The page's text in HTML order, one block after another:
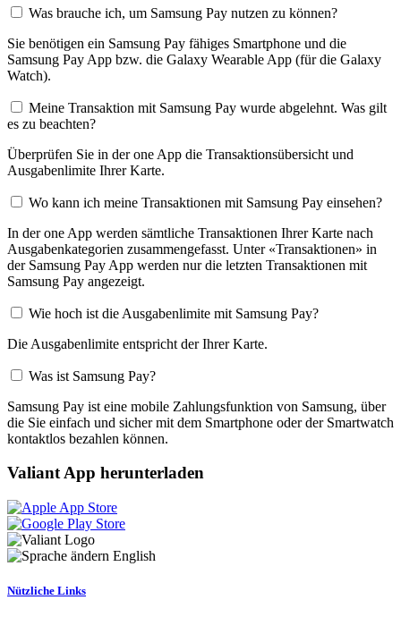
Was brauche ich, um Samsung Pay nutzen zu können?
Sie benötigen ein Samsung Pay fähiges Smartphone und die
Samsung Pay App bzw. die Galaxy Wearable App (für die Galaxy
Watch).
Meine Transaktion mit Samsung Pay wurde abgelehnt. Was gilt
es zu beachten?
Überprüfen Sie in der one App die Transaktionsübersicht und
Ausgabenlimite Ihrer Karte.
Wo kann ich meine Transaktionen mit Samsung Pay einsehen?
In der one App werden sämtliche Transaktionen Ihrer Karte nach
Ausgabenkategorien zusammengefasst. Unter «Transaktionen» in
der Samsung Pay App werden nur die letzten Transaktionen mit
Samsung Pay angezeigt.
Wie hoch ist die Ausgabenlimite mit Samsung Pay?
Die Ausgabenlimite entspricht der Ihrer Karte.
Was ist Samsung Pay?
Samsung Pay ist eine mobile Zahlungsfunktion von Samsung, über
die Sie einfach und sicher mit dem Smartphone oder der Smartwatch
kontaktlos bezahlen können.
Valiant App herunterladen
English
Nützliche Links